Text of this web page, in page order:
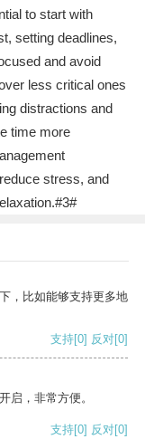
to start with
setting deadlines,
and avoid
less critical ones
distractions and
time more
stress, and
，比如能够支持更多地
支持[0] 反对[0]
启，非常方便。
支持[0] 反对[0]